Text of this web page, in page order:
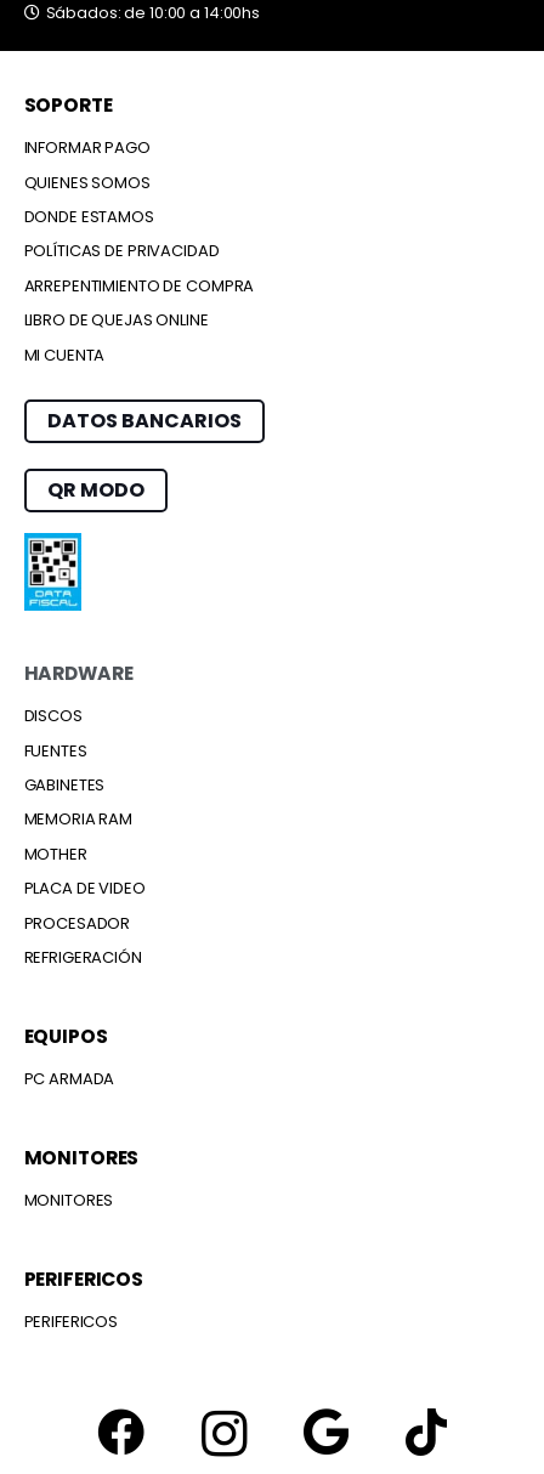
Sábados: de 10:00 a 14:00hs
SOPORTE
INFORMAR PAGO
QUIENES SOMOS
DONDE ESTAMOS
POLÍTICAS DE PRIVACIDAD
ARREPENTIMIENTO DE COMPRA
LIBRO DE QUEJAS ONLINE
MI CUENTA
DATOS BANCARIOS
QR MODO
HARDWARE
DISCOS
FUENTES
GABINETES
MEMORIA RAM
MOTHER
PLACA DE VIDEO
PROCESADOR
REFRIGERACIÓN
EQUIPOS
PC ARMADA
MONITORES
MONITORES
PERIFERICOS
PERIFERICOS